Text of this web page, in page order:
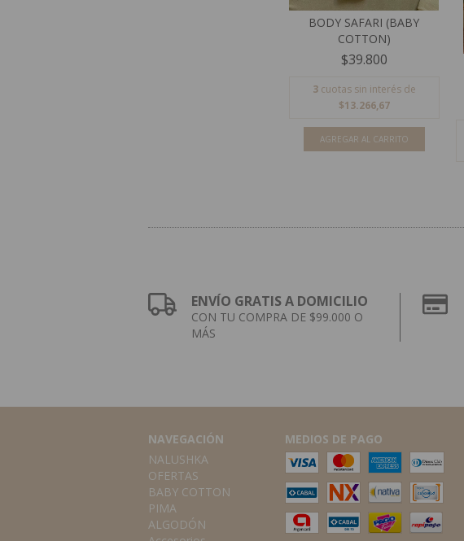
BODY SAFARI (BABY
COTTON)
$39.800
3 cuotas sin interés de
$13.266,67
AGREGAR AL CARRITO
ENVÍO GRATIS A DOMICILIO
CON TU COMPRA DE $99.000 O
MÁS
NAVEGACIÓN
NALUSHKA
OFERTAS
BABY COTTON
PIMA
ALGODÓN
MEDIOS DE PAGO